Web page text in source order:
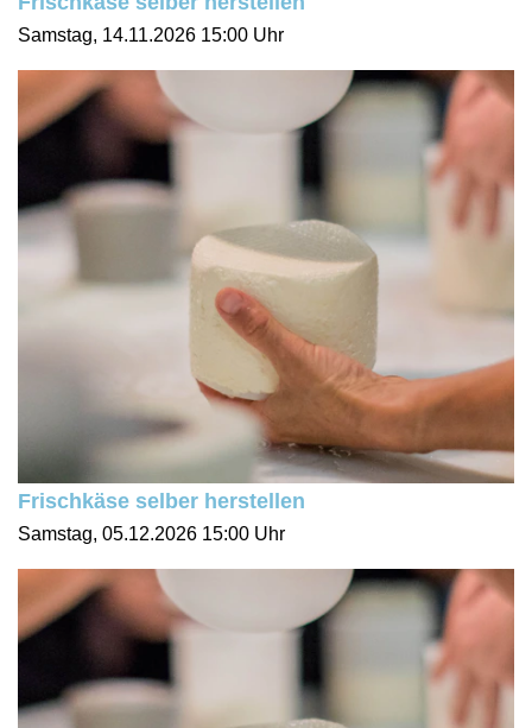
Samstag, 14.11.2026 15:00 Uhr
Frischkäse selber herstellen
Samstag, 05.12.2026 15:00 Uhr